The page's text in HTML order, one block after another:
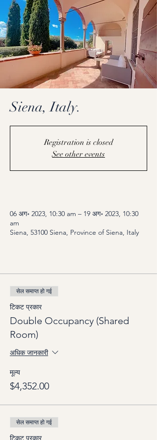
Siena, Italy.
Registration is closed
See other events
06 अग॰ 2023, 10:30 am – 19 अग॰ 2023, 10:30
am
Siena, 53100 Siena, Province of Siena, Italy
सेल समाप्त हो गई
टिकट प्रकार
Double Occupancy (Shared
Room)
अधिक जानकारी
मूल्य
$4,352.00
सेल समाप्त हो गई
टिकट प्रकार